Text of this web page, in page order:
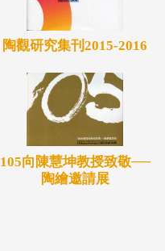
陶觀研究集刊2015-2016
105向陳慧坤教授致敬──
陶繪邀請展